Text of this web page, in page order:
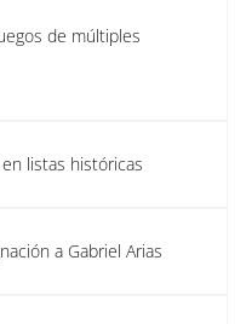
de múltiples
listas históricas
a Gabriel Arias